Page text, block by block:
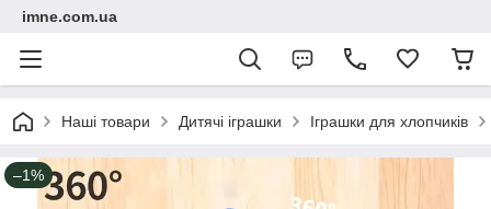
imne.com.ua
Наші товари Дитячі іграшки Іграшки для хлопчиків
–1%